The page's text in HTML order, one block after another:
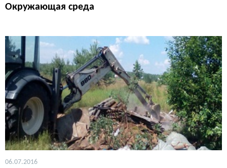
Окружающая среда
06.07.2016